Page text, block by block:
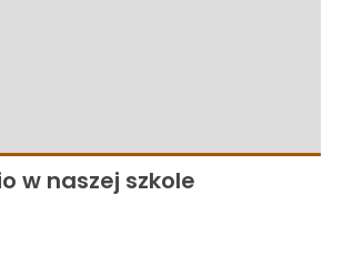
w naszej szkole